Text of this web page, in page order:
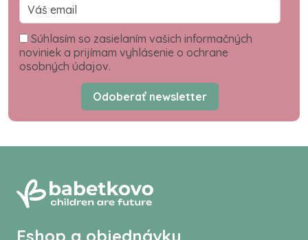
Súhlasím so zasielaním vašich informačných
noviniek a prijímam vyhlásenie o ochrane
osobných údajov.
Odoberať newsletter
Eshop a objednávky